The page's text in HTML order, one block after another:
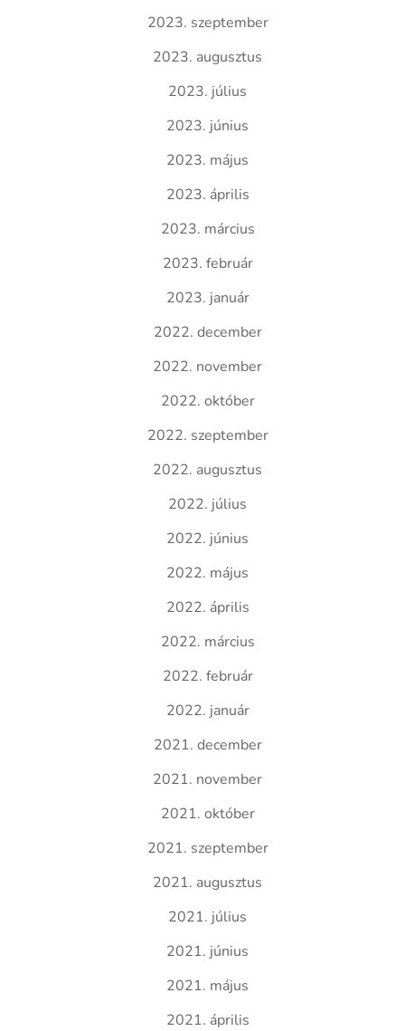
2023. szeptember
2023. augusztus
2023. július
2023. június
2023. május
2023. április
2023. március
2023. február
2023. január
2022. december
2022. november
2022. október
2022. szeptember
2022. augusztus
2022. július
2022. június
2022. május
2022. április
2022. március
2022. február
2022. január
2021. december
2021. november
2021. október
2021. szeptember
2021. augusztus
2021. július
2021. június
2021. május
2021. április